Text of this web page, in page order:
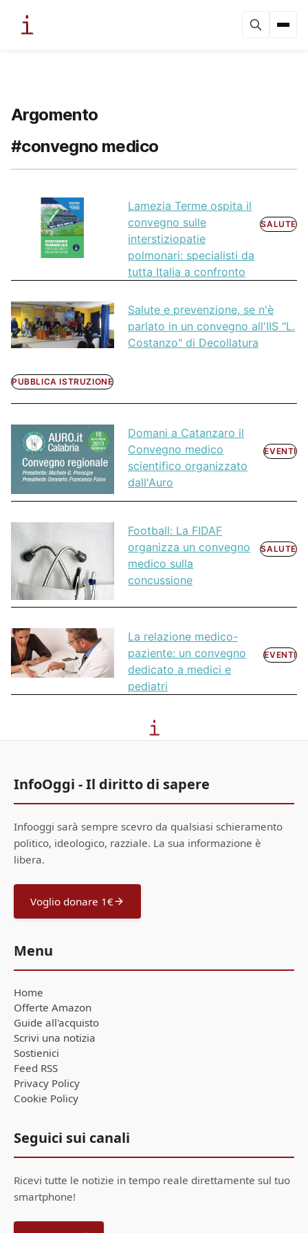
Argomento
#convegno medico
Lamezia Terme ospita il
convegno sulle
interstiziopatie
polmonari: specialisti da
tutta Italia a confronto
SALUTE
Salute e prevenzione, se n'è
parlato in un convegno all'IIS "L.
Costanzo" di Decollatura
PUBBLICA ISTRUZIONE
Domani a Catanzaro il
Convegno medico
scientifico organizzato
dall'Auro
EVENTI
Football: La FIDAF
organizza un convegno
medico sulla
concussione
SALUTE
La relazione medico-
paziente: un convegno
dedicato a medici e
pediatri
EVENTI
InfoOggi - Il diritto di sapere
Infooggi sarà sempre scevro da qualsiasi schieramento
politico, ideologico, razziale. La sua informazione è
libera.
Voglio donare 1€
Menu
Home
Offerte Amazon
Guide all'acquisto
Scrivi una notizia
Sostienici
Feed RSS
Privacy Policy
Cookie Policy
Seguici sui canali
Ricevi tutte le notizie in tempo reale direttamente sul tuo
smartphone!